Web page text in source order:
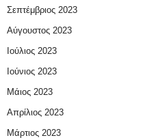
Σεπτέμβριος 2023
Αύγουστος 2023
Ιούλιος 2023
Ιούνιος 2023
Μάιος 2023
Απρίλιος 2023
Μάρτιος 2023